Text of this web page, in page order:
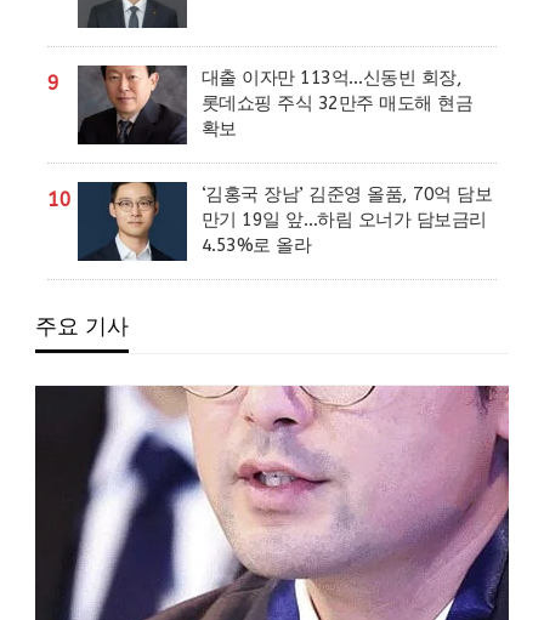
9
대출 이자만 113억…신동빈 회장,
롯데쇼핑 주식 32만주 매도해 현금
확보
10
‘김홍국 장남’ 김준영 올품, 70억 담보
만기 19일 앞…하림 오너가 담보금리
4.53%로 올라
주요 기사